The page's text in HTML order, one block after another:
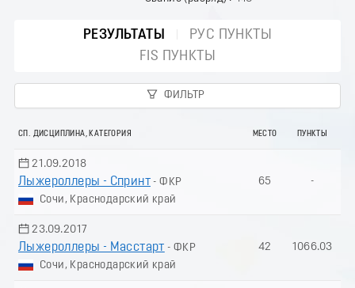
РЕЗУЛЬТАТЫ
РУС ПУНКТЫ
FIS ПУНКТЫ
ФИЛЬТР
СП. ДИСЦИПЛИНА, КАТЕГОРИЯ МЕСТО ПУНКТЫ
21.09.2018
Лыжероллеры - Спринт - ФКР
Сочи, Краснодарский край
65 -
23.09.2017
Лыжероллеры - Масстарт - ФКР
Сочи, Краснодарский край
42 1066.03